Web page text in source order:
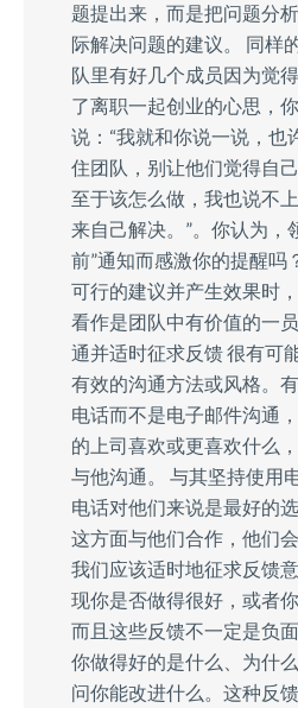
题提出来，而是把问题分
际解决问题的建议。 同样
队里有好几个成员因为觉
了离职一起创业的心思，
说：“我就和你说一说，也
住团队，别让他们觉得自
至于该怎么做，我也说不
来自己解决。”。你认为，
前”通知而感激你的提醒吗
可行的建议并产生效果时
看作是团队中有价值的一
通并适时征求反馈 很有可
有效的沟通方法或风格。
电话而不是电子邮件沟通
的上司喜欢或更喜欢什么
与他沟通。 与其坚持使用
电话对他们来说是最好的
这方面与他们合作，他们
我们应该适时地征求反馈
现你是否做得很好，或者
而且这些反馈不一定是负
你做得好的是什么、为什
问你能改进什么。这种反